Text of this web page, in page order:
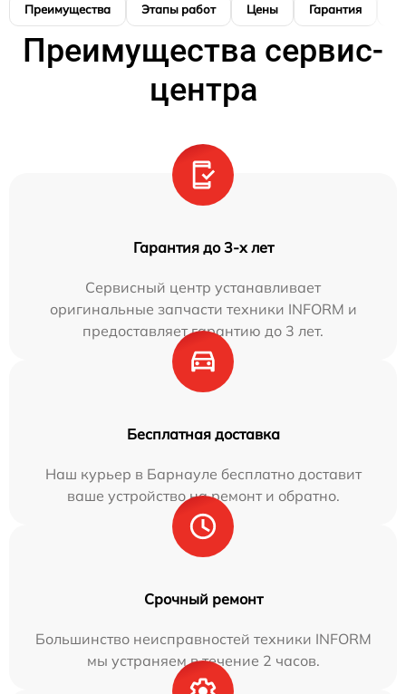
Преимущества Этапы работ Цены Гарантия
Преимущества сервис-
центра
Гарантия до 3-х лет
Сервисный центр устанавливает
оригинальные запчасти техники INFORM и
предоставляет гарантию до 3 лет.
Бесплатная доставка
Наш курьер в Барнауле бесплатно доставит
ваше устройство на ремонт и обратно.
Срочный ремонт
Большинство неисправностей техники INFORM
мы устраняем в течение 2 часов.